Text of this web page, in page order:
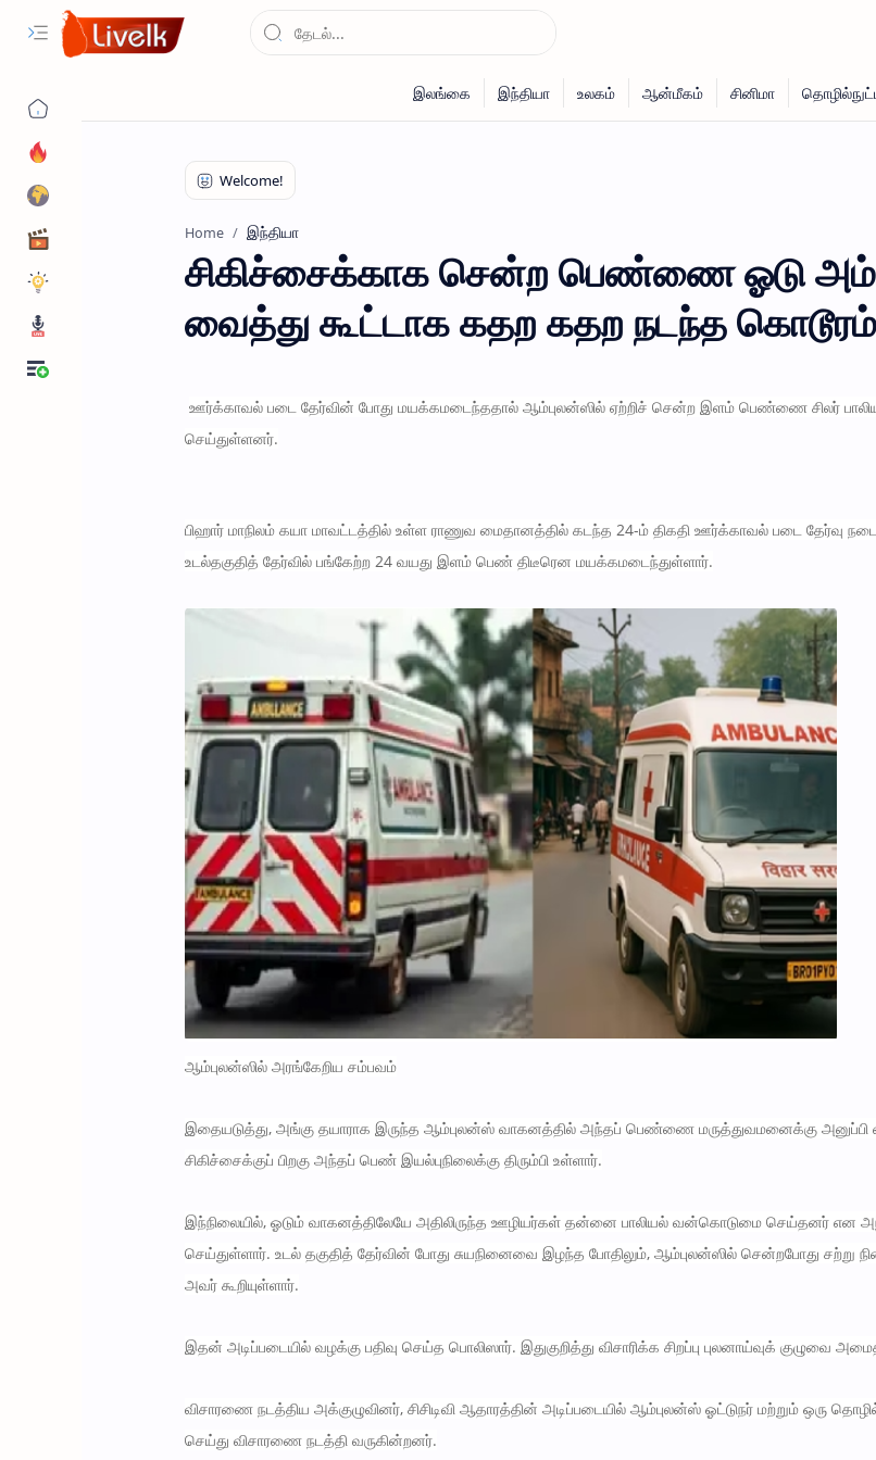
Home இந்தியா
சிகிச்சைக்காக சென்ற பெண்ணை ஓடு
வைத்து கூட்டாக கதற கதற நடந்த கொடூரம்
ஊர்க்காவல் படை தேர்வின் போது மயக்கமடைந்ததால் ஆம்புலன்ஸில் ஏற்றிச் சென்ற இளம் பெண்ணை சிலர்
செய்துள்ளனர்.
பிஹார் மாநிலம் கயா மாவட்டத்தில் உள்ள ராணுவ மைதானத்தில் கடந்த 24-ம் திகதி ஊர்க்காவல் படை தேர்வு
உடல்தகுதித் தேர்வில் பங்கேற்ற 24 வயது இளம் பெண் திடீரென மயக்கமடைந்துள்ளார்.
ஆம்புலன்ஸில் அரங்கேறிய சம்பவம்
இதையடுத்து, அங்கு தயாராக இருந்த ஆம்புலன்ஸ் வாகனத்தில் அந்தப் பெண்ணை மருத்துவமனைக்கு
சிகிச்சைக்குப் பிறகு அந்தப் பெண் இயல்புநிலைக்கு திரும்பி உள்ளார்.
இந்நிலையில், ஓடும் வாகனத்திலேயே அதிலிருந்த ஊழியர்கள் தன்னை பாலியல் வன்கொடுமை செய்தனர் என
செய்துள்ளார். உடல் தகுதித் தேர்வின் போது சுயநினைவை இழந்த போதிலும், ஆம்புலன்ஸில் சென்றபோது சற்று
அவர் கூறியுள்ளார்.
இதன் அடிப்படையில் வழக்கு பதிவு செய்த பொலிஸார். இதுகுறித்து விசாரிக்க சிறப்பு புலனாய்வுக் குழுவை
விசாரணை நடத்திய அக்குழுவினர், சிசிடிவி ஆதாரத்தின் அடிப்படையில் ஆம்புலன்ஸ் ஓட்டுநர் மற்றும் ஒரு
செய்து விசாரணை நடத்தி வருகின்றனர்.